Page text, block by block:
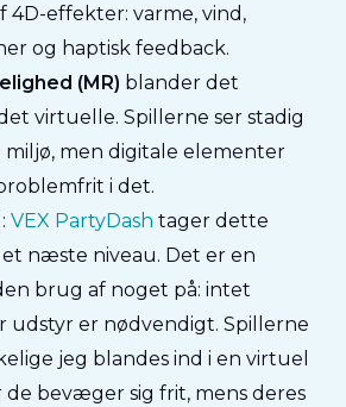
effekter: varme, vind,
og haptisk feedback.
(MR) blander det
virtuelle. Spillerne ser stadig
miljø, men digitale elementer
i det.
VEX PartyDash tager dette
næste niveau. Det er en
brug af noget på: intet
udstyr er nødvendigt. Spillerne
jeg blandes ind i en virtuel
de bevæger sig frit, mens deres